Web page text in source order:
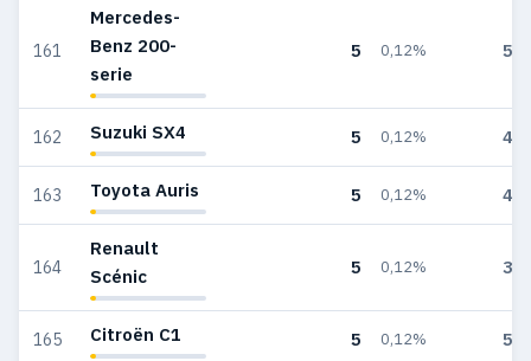
161
Mercedes-
Benz 200-
serie
5 0,12% 51
162 Suzuki SX4 5 0,12% 43
163 Toyota Auris 5 0,12% 44
164
Renault
Scénic
5 0,12% 39
165 Citroën C1 5 0,12% 57